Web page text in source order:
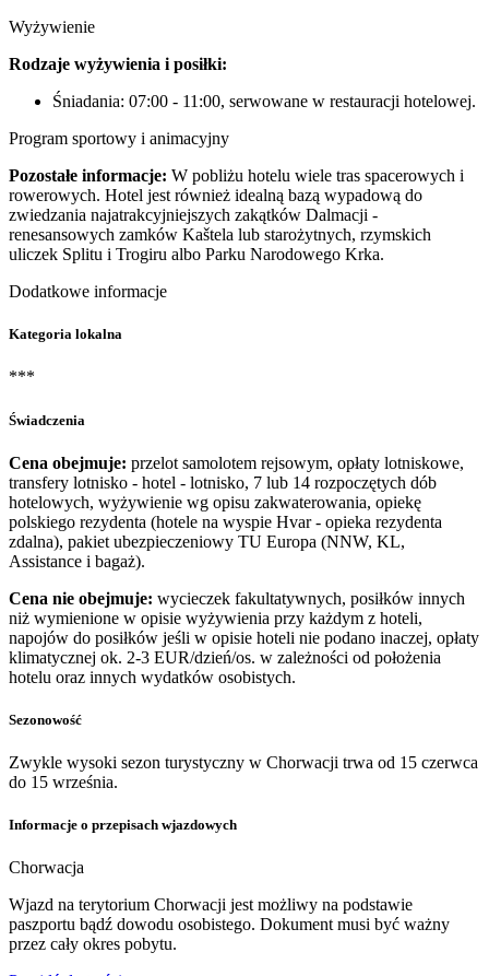
Wyżywienie
Rodzaje wyżywienia i posiłki:
Śniadania: 07:00 - 11:00, serwowane w restauracji hotelowej.
Program sportowy i animacyjny
Pozostałe informacje: W pobliżu hotelu wiele tras spacerowych i
rowerowych. Hotel jest również idealną bazą wypadową do
zwiedzania najatrakcyjniejszych zakątków Dalmacji -
renesansowych zamków Kaštela lub starożytnych, rzymskich
uliczek Splitu i Trogiru albo Parku Narodowego Krka.
Dodatkowe informacje
Kategoria lokalna
***
Świadczenia
Cena obejmuje: przelot samolotem rejsowym, opłaty lotniskowe,
transfery lotnisko - hotel - lotnisko, 7 lub 14 rozpoczętych dób
hotelowych, wyżywienie wg opisu zakwaterowania, opiekę
polskiego rezydenta (hotele na wyspie Hvar - opieka rezydenta
zdalna), pakiet ubezpieczeniowy TU Europa (NNW, KL,
Assistance i bagaż).
Cena nie obejmuje: wycieczek fakultatywnych, posiłków innych
niż wymienione w opisie wyżywienia przy każdym z hoteli,
napojów do posiłków jeśli w opisie hoteli nie podano inaczej, opłaty
klimatycznej ok. 2-3 EUR/dzień/os. w zależności od położenia
hotelu oraz innych wydatków osobistych.
Sezonowość
Zwykle wysoki sezon turystyczny w Chorwacji trwa od 15 czerwca
do 15 września.
Informacje o przepisach wjazdowych
Chorwacja
Wjazd na terytorium Chorwacji jest możliwy na podstawie
paszportu bądź dowodu osobistego. Dokument musi być ważny
przez cały okres pobytu.